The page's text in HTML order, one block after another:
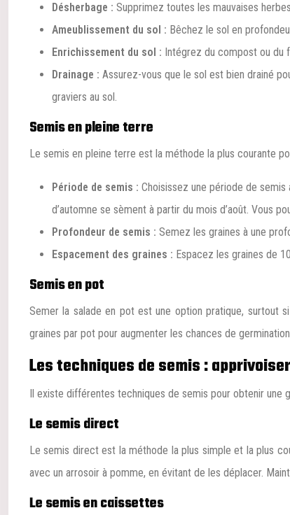
Désherbage : Supprimez toutes les mauvaises
Ameublissement du sol : Bêchez le sol en
Enrichissement du sol : Intégrez du compost ou du
Drainage : Assurez-vous que le sol est bien drainé
graviers au sol.
Semis en pleine terre
Le semis en pleine terre est la méthode la plus courante
Période de semis : Choisissez une période de
d’automne se sèment à partir du mois d’août. Vous
Profondeur de semis : Semez les graines à une
Espacement des graines : Espacez les graines de
Semis en pot
Semer la salade en pot est une option pratique, surtout
graines par pot pour augmenter les chances de
Les techniques de semis :
Il existe différentes techniques de semis pour obtenir une
Le semis direct
Le semis direct est la méthode la plus simple et la plus
avec un arrosoir à pomme, en évitant de les déplacer.
Le semis en caissettes